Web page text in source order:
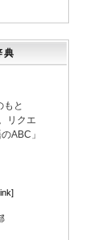
典
と
リクエ
ABC」
]